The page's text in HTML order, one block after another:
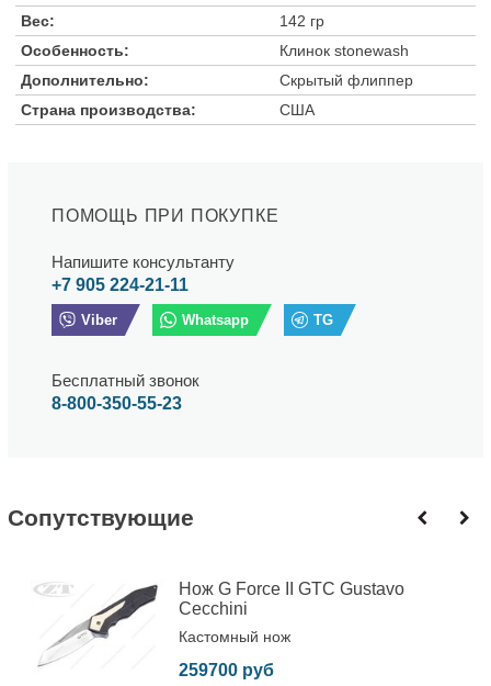
Вес:
142 гр
Особенность:
Клинок stonewash
Дополнительно:
Скрытый флиппер
Страна производства:
США
ПОМОЩЬ ПРИ ПОКУПКЕ
Напишите консультанту
+7 905 224-21-11
Viber Whatsapp TG
Бесплатный звонок
8-800-350-55-23
Cопутствующие
Нож G Force II GTC Gustavo
Cecchini
Кастомный нож
259700 руб